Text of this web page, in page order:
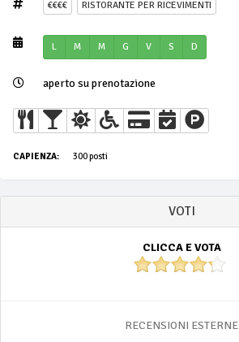
€€€€ RISTORANTE PER RICEVIMENTI
L M M G V S D
aperto su prenotazione
CAPIENZA: 300 posti
VOTI
CLICCA E VOTA
RECENSIONI ESTERNE